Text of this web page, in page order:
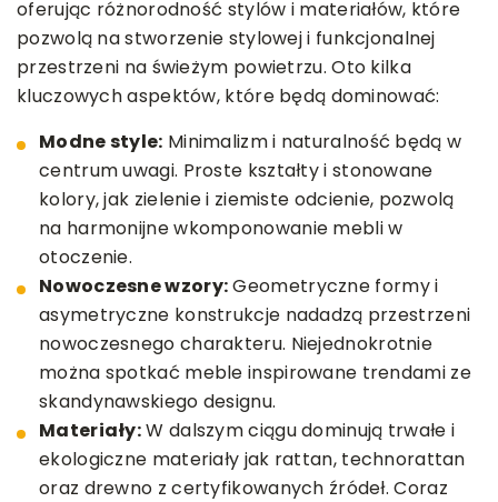
oferując różnorodność stylów i materiałów, które
pozwolą na stworzenie stylowej i funkcjonalnej
przestrzeni na świeżym powietrzu. Oto kilka
kluczowych aspektów, które będą dominować:
Modne style: Minimalizm i naturalność będą w
centrum uwagi. Proste kształty i stonowane
kolory, jak zielenie i ziemiste odcienie, pozwolą
na harmonijne wkomponowanie mebli w
otoczenie.
Nowoczesne wzory:Geometryczne formy i
asymetryczne konstrukcje nadadzą przestrzeni
nowoczesnego charakteru. Niejednokrotnie
można spotkać meble inspirowane trendami ze
skandynawskiego designu.
Materiały:W dalszym ciągu dominują trwałe i
ekologiczne materiały jak rattan, technorattan
oraz drewno z certyfikowanych źródeł. Coraz